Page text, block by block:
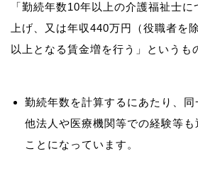
「勤続年数10年以上の介護福祉士
上げ、又は年収440万円（役職者を
勤続年数を計算するにあたり、同
他法人や医療機関等での経験等
ことになっています。